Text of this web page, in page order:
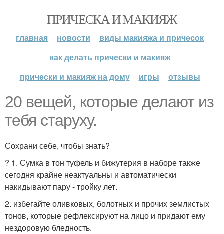
ПРИЧЕСКА И МАКИЯЖ
главная новости
виды макияжа и причесок
как делать прически и макияж
прически и макияж на дому
игры отзывы
20 вещей, которые делают из
тебя старуху.
Сохрани себе, чтобы знать?
? 1. Сумка в тон туфель и бижутерия в наборе также
сегодня крайне неактуальны и автоматически
накидывают пару - тройку лет.
2. избегайте оливковых, болотных и прочих землистых
тонов, которые рефлексируют на лицо и придают ему
нездоровую бледность.